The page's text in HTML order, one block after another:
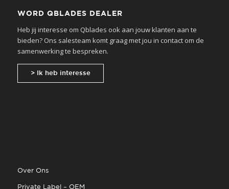
WORD QBLADES DEALER
Heb jij interesse om Qblades ook aan jouw klanten aan te
bieden? Ons salesteam komt graag met jou in contact om de
samenwerking te bespreken.
> Ik heb interesse
Over Ons
Private Label – OEM